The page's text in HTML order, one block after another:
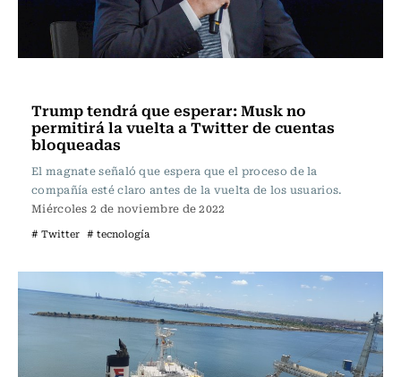
Trump tendrá que esperar: Musk no
permitirá la vuelta a Twitter de cuentas
bloqueadas
El magnate señaló que espera que el proceso de la
compañía esté claro antes de la vuelta de los usuarios.
Miércoles 2 de noviembre de 2022
# Twitter # tecnología